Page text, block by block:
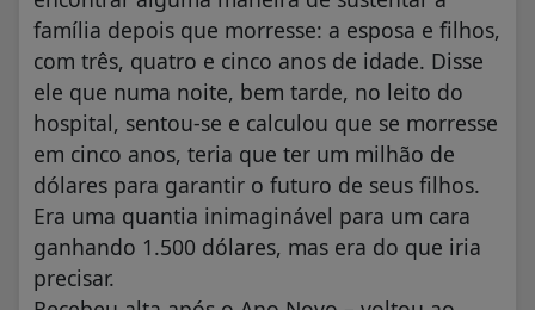
família depois que morresse: a esposa e filhos,
com três, quatro e cinco anos de idade. Disse
ele que numa noite, bem tarde, no leito do
hospital, sentou-se e calculou que se morresse
em cinco anos, teria que ter um milhão de
dólares para garantir o futuro de seus filhos.
Era uma quantia inimaginável para um cara
ganhando 1.500 dólares, mas era do que iria
precisar.